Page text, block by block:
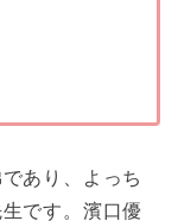
あり、よっち
です。濱口優